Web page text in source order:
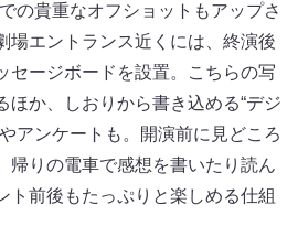
の貴重なオフショットもアップさ
場エントランス近くには、終演後
セージボードを設置。こちらの写
ほか、しおりから書き込める“デジ
アンケートも。開演前に見どころ
帰りの電車で感想を書いたり読ん
ト前後もたっぷりと楽しめる仕組